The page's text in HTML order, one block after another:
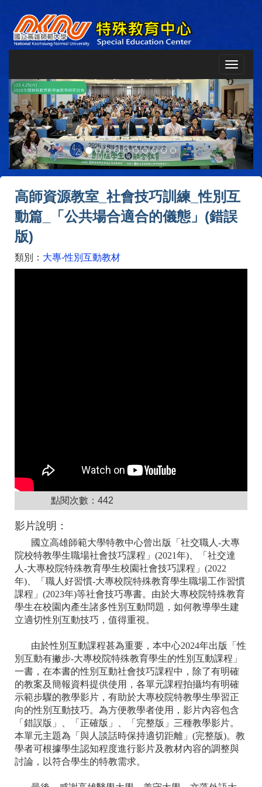
Toggle
Previous Next
高師資源教室_社會技巧訓練_性別互
動篇_「公共場合適合的儀態」(錯誤
版)
類別： 大專-性別互動教材
點閱次數： 442
影片說明：
國立高雄師範大學特教中心曾出版「社交職人-大專
院校特教學生職場社會技巧課程」(2021年)、「社交達
人-大專校院特殊教育學生校園社會技巧課程」(2022
年)、「職人好習慣-大專校院特殊教育學生職場工作習慣
課程」(2023年)等社會技巧專書。由於大專校院特殊教育
學生在校園內產生諸多性別互動問題，如何教導學生建
立適切性別互動技巧，值得重視。
由於性別互動課程甚為重要，本中心2024年出版「性
別互動有撇步-大專校院特殊教育學生的性別互動課程」
一書，在本書的性別互動社會技巧課程中，除了有明確
的教案及簡報資料提供使用，各單元課程拍攝均有明確
示範步驟的教學影片，有助於大專校院特教學生學習正
向的性別互動技巧。為方便教學者使用，影片內容包含
「錯誤版」、「正確版」、「完整版」三種教學影片。
本單元主題為「與人談話時保持適切距離」(完整版)。教
學者可根據學生認知程度進行影片及教材內容的調整與
討論，以符合學生的特教需求。